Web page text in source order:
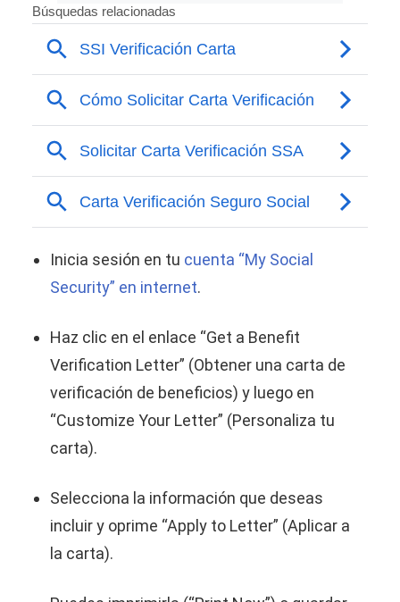
Inicia sesión en tu cuenta “My Social
Security” en internet.
Haz clic en el enlace “Get a Benefit
Verification Letter” (Obtener una carta de
verificación de beneficios) y luego en
“Customize Your Letter” (Personaliza tu
carta).
Selecciona la información que deseas
incluir y oprime “Apply to Letter” (Aplicar a
la carta).